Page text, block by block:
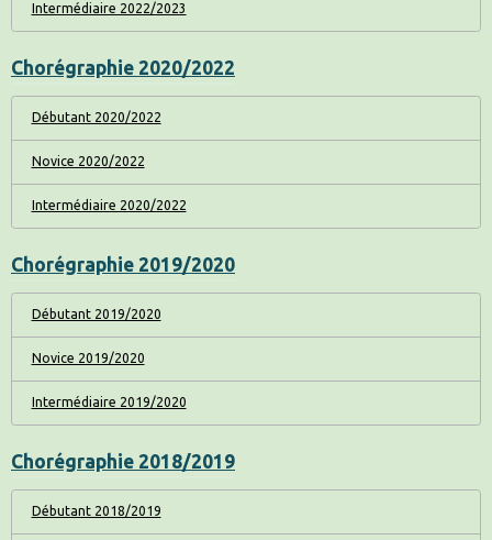
Intermédiaire 2022/2023
Chorégraphie 2020/2022
Débutant 2020/2022
Novice 2020/2022
Intermédiaire 2020/2022
Chorégraphie 2019/2020
Débutant 2019/2020
Novice 2019/2020
Intermédiaire 2019/2020
Chorégraphie 2018/2019
Débutant 2018/2019